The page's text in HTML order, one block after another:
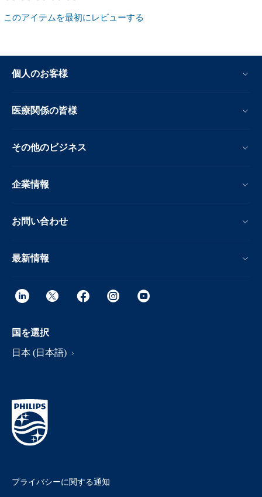
このアイテムを最初にレビューする
個人のお客様
医療関係の皆様
その他のビジネス
企業情報
お問い合わせ
最新情報
国を選択
日本 (日本語)
プライバシーに関する通知